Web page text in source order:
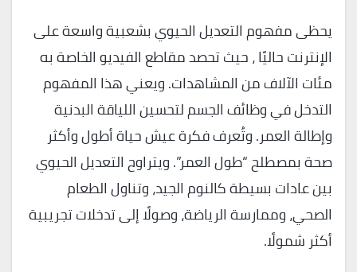
يحظى مفهوم التعديل الحيوي بشعبية واسعة على
الإنترنت حاليًا ، حيث تحصد مقاطع الفيديو الخاصة به
مئات الآلاف من المشاهدات. ويعني هذا المفهوم
التدخل في وظائف الجسم لتحسين اللياقة البدنية
وإطالة العمر. وتُعرف فكرة عيش حياة أطول وأكثر
صحة بمصطلح “طول العمر”. ويتراوح التعديل الحيوي
بين عادات بسيطة كالنوم الجيد، وتناول الطعام
الصحي، وممارسة الرياضة، وصولًا إلى تدخلات تجريبية
أكثر شمولًا.